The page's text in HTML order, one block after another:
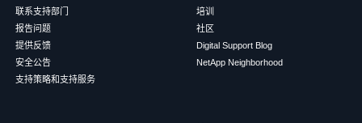
联系支持部门
报告问题
提供反馈
安全公告
支持策略和支持服务
培训
社区
Digital Support Blog
NetApp Neighborhood